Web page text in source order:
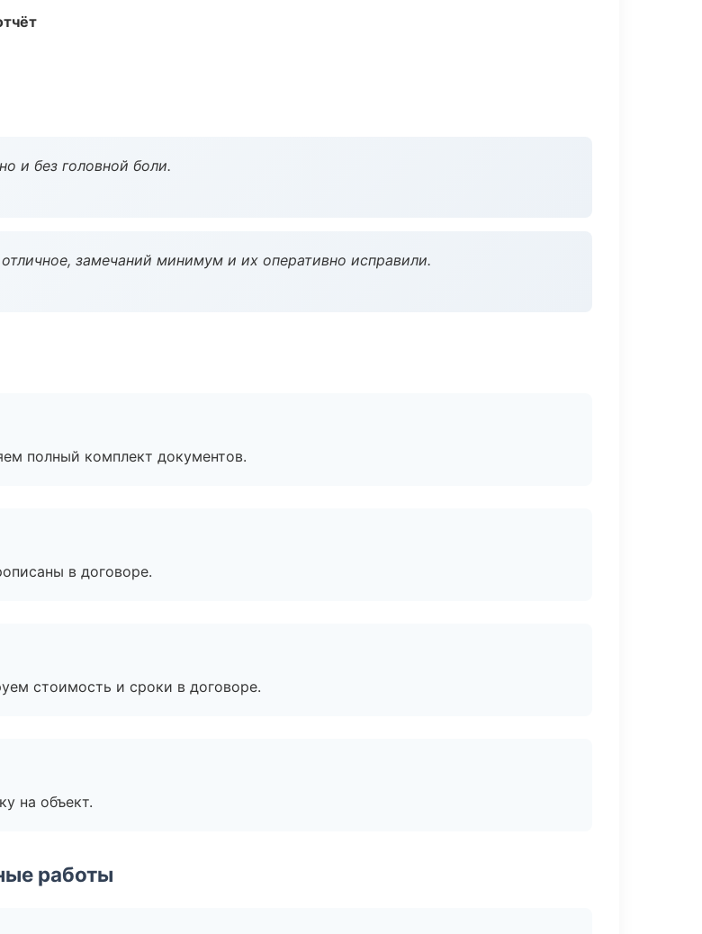
и без головной боли.
замечаний минимум и их оперативно исправили.
полный комплект документов.
в договоре.
стоимость и сроки в договоре.
на объект.
работы